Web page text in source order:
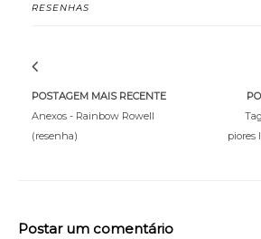
RESENHAS
POSTAGEM MAIS RECENTE
Anexos - Rainbow Rowell
(resenha)
piores
Postar um comentário